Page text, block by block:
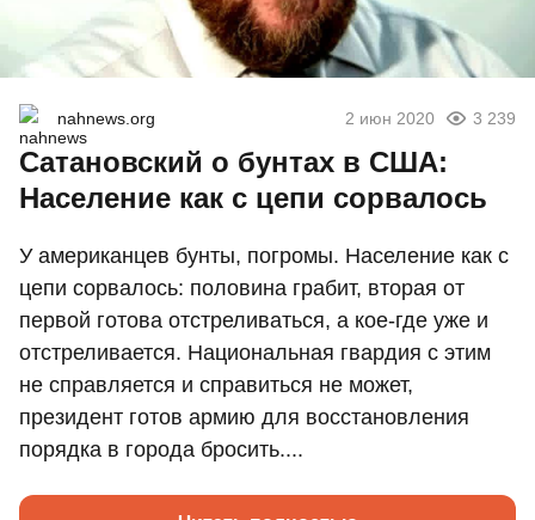
nahnews.org 2 июн 2020 3 239
Сатановский о бунтах в США:
Население как с цепи сорвалось
У американцев бунты, погромы. Население как с
цепи сорвалось: половина грабит, вторая от
первой готова отстреливаться, а кое-где уже и
отстреливается. Национальная гвардия с этим
не справляется и справиться не может,
президент готов армию для восстановления
порядка в города бросить....